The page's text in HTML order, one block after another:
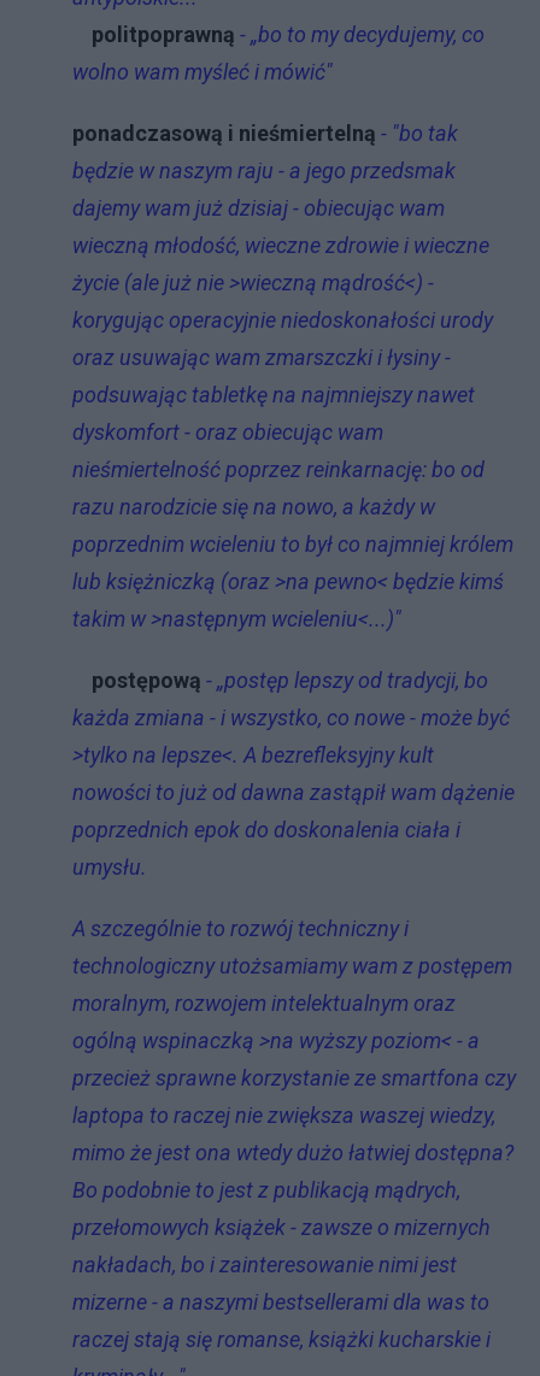
politpoprawną - „bo to my decydujemy, co
wolno wam myśleć i mówić"
ponadczasową i nieśmiertelną - "bo tak
będzie w naszym raju - a jego przedsmak
dajemy wam już dzisiaj - obiecując wam
wieczną młodość, wieczne zdrowie i wieczne
życie (ale już nie >wieczną mądrość<) -
korygując operacyjnie niedoskonałości urody
oraz usuwając wam zmarszczki i łysiny -
podsuwając tabletkę na najmniejszy nawet
dyskomfort - oraz obiecując wam
nieśmiertelność poprzez reinkarnację: bo od
razu narodzicie się na nowo, a każdy w
poprzednim wcieleniu to był co najmniej królem
lub księżniczką (oraz >na pewno< będzie kimś
takim w >następnym wcieleniu<...)"
postępową - „postęp lepszy od tradycji, bo
każda zmiana - i wszystko, co nowe - może być
>tylko na lepsze<. A bezrefleksyjny kult
nowości to już od dawna zastąpił wam dążenie
poprzednich epok do doskonalenia ciała i
umysłu.
A szczególnie to rozwój techniczny i
technologiczny utożsamiamy wam z postępem
moralnym, rozwojem intelektualnym oraz
ogólną wspinaczką >na wyższy poziom< - a
przecież sprawne korzystanie ze smartfona czy
laptopa to raczej nie zwiększa waszej wiedzy,
mimo że jest ona wtedy dużo łatwiej dostępna?
Bo podobnie to jest z publikacją mądrych,
przełomowych książek - zawsze o mizernych
nakładach, bo i zainteresowanie nimi jest
mizerne - a naszymi bestsellerami dla was to
raczej stają się romanse, książki kucharskie i